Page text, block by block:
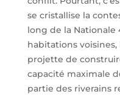
se cristallise la
long de la Nationale
habitations voisines,
projette de
capacité maximale
partie des riverains